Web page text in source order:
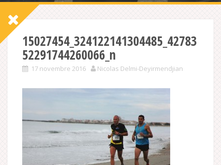
15027454_324122141304485_42783
52291744260066_n
17 novembre 2016 Nicolas Delmi-Deyirmendjian